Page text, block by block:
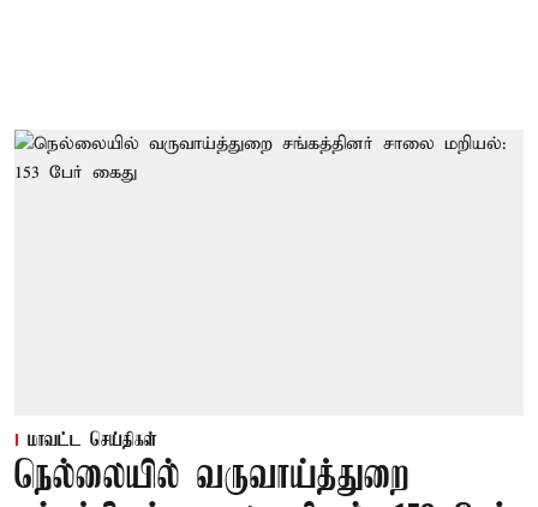
மாவட்ட செய்திகள்
நெல்லையில் வருவாய்த்துறை